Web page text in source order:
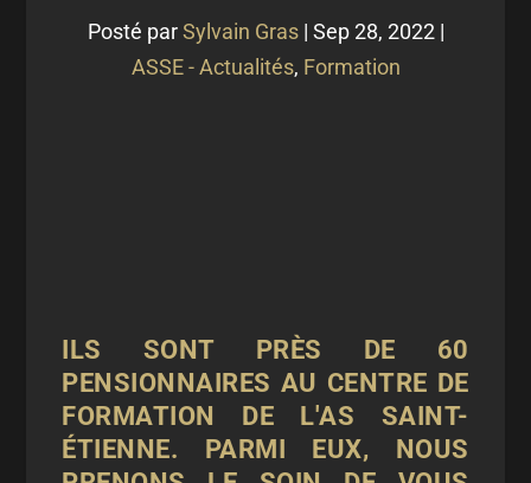
Posté parSylvain Gras| Sep 28, 2022|
ASSE - Actualités, Formation
ILS SONT PRÈS DE 60
PENSIONNAIRES AU CENTRE DE
FORMATION DE L'AS SAINT-
ÉTIENNE. PARMI EUX, NOUS